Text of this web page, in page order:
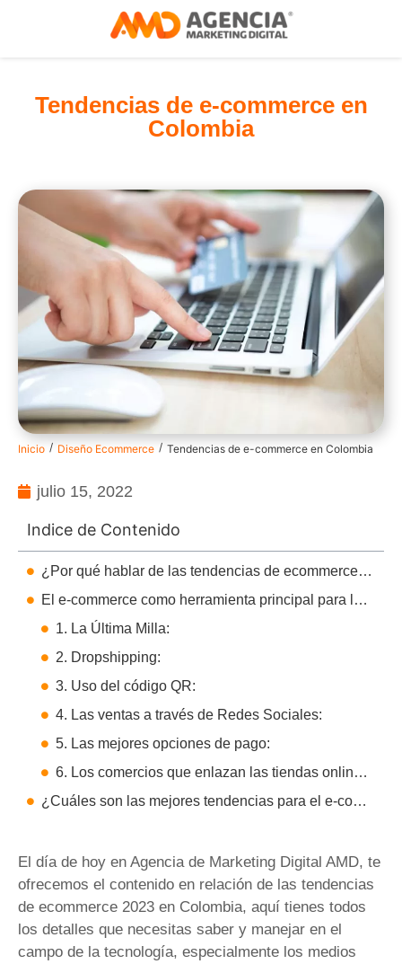
Tendencias de e-commerce en
Colombia
Inicio / Diseño Ecommerce / Tendencias de e-commerce en Colombia
julio 15, 2022
Indice de Contenido
¿Por qué hablar de las tendencias de ecommerce 2023 en Colombia?
El e-commerce como herramienta principal para las empresas
1. La Última Milla:
2. Dropshipping:
3. Uso del código QR:
4. Las ventas a través de Redes Sociales:
5. Las mejores opciones de pago:
6. Los comercios que enlazan las tiendas online con las físicas:
¿Cuáles son las mejores tendencias para el e-commerce en el futuro?
El día de hoy en Agencia de Marketing Digital AMD, te
ofrecemos el contenido en relación de las tendencias
de ecommerce 2023 en Colombia, aquí tienes todos
los detalles que necesitas saber y manejar en el
campo de la tecnología, especialmente los medios